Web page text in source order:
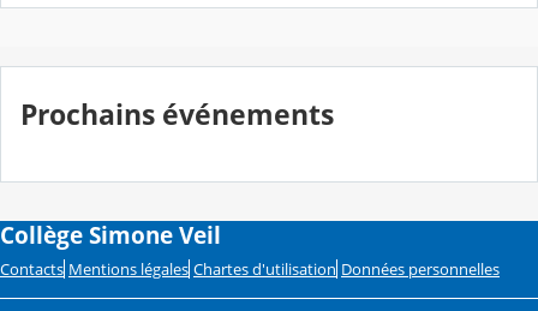
Prochains événements
Collège Simone Veil
Contacts Mentions légales Chartes d'utilisation Données personnelles